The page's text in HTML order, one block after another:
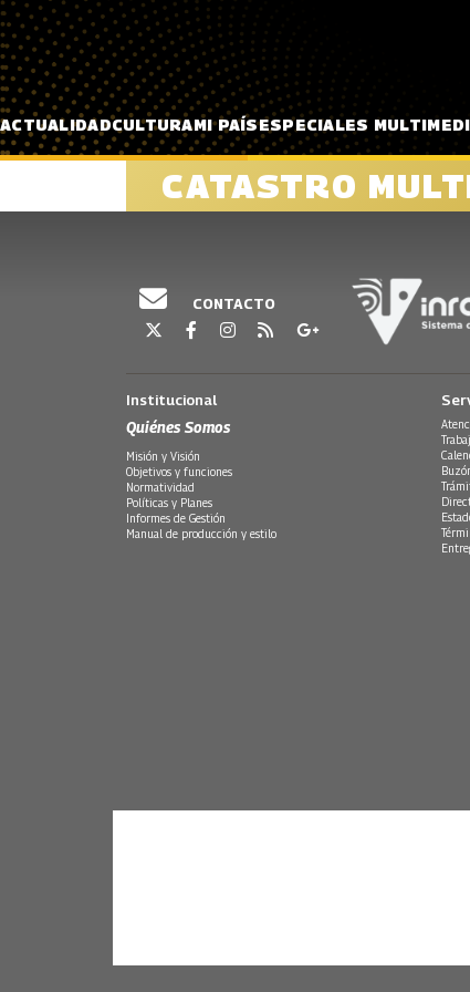
Pasar al contenido principal
ACTUALIDADCULTURAMI PAÍSESPECIALES
CATASTRO
CONTACTO
Institucional
Quiénes Somos
Misión y Visión
Objetivos y funciones
Normatividad
Políticas y Planes
Informes de Gestión
Manual de producción y estilo